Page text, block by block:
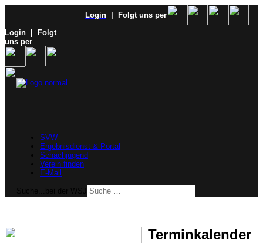
Login
| Folgt uns per
Login
| Folgt
uns per
SVW
Ergebnisdienst & Portal
Schachjugend
Verein finden
E-Mail
Terminkalender